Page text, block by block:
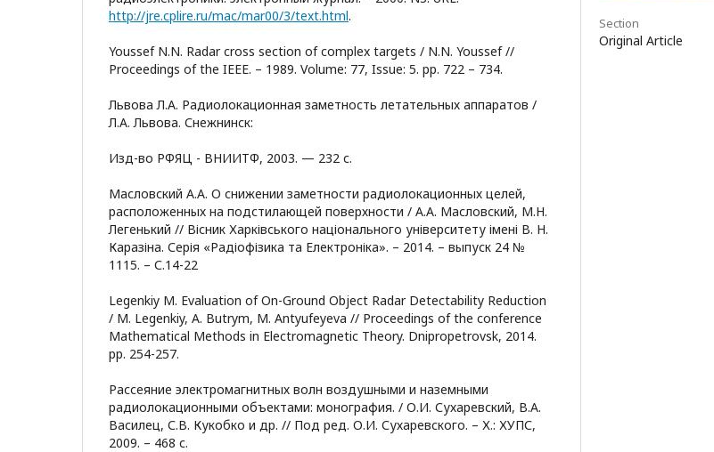
http://jre.cplire.ru/mac/mar00/3/text.html.
Youssef N.N. Radar cross section of complex targets / N.N. Youssef //
Proceedings of the IEEE. – 1989. Volume: 77, Issue: 5. pp. 722 – 734.
Львова Л.А. Радиолокационная заметность летательных аппаратов /
Л.А. Львова. Снежнинск:
Изд-во РФЯЦ - ВНИИТФ, 2003. — 232 с.
Масловский А.А. О снижении заметности радиолокационных целей,
расположенных на подстилающей поверхности / А.А. Масловский, М.Н.
Легенький // Вісник Харківського національного університету імені В. Н.
Каразіна. Серія «Радіофізика та Електроніка». – 2014. – выпуск 24 №
1115. – С.14-22
Legenkiy M. Evaluation of On-Ground Object Radar Detectability Reduction
/ M. Legenkiy, A. Butrym, M. Antyufeyeva // Proceedings of the conference
Mathematical Methods in Electromagnetic Theory. Dnipropetrovsk, 2014.
pp. 254-257.
Рассеяние электромагнитных волн воздушными и наземными
радиолокационными объектами: монография. / О.И. Сухаревский, В.А.
Василец, С.В. Кукобко и др. // Под ред. О.И. Сухаревского. – Х.: ХУПС,
2009. – 468 с.
Section
Original Article